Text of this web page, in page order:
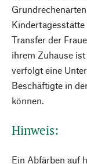
Transfer der
ihrem Zuhause
verfolgt eine
Beschäftigte in
können.
Hinweis:
Ein Abfärben auf